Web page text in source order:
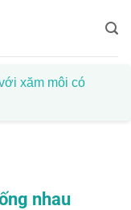
xăm môi có
nhau